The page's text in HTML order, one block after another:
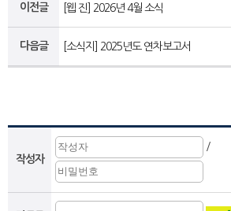
이전글 [웹 진] 2026년 4월 소식
다음글 [소식지] 2025년도 연차보고서
작성자
/